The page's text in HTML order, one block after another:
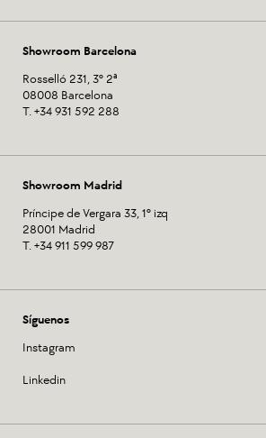
Showroom Barcelona
Rosselló 231, 3º 2ª
08008 Barcelona
T. +34 931 592 288
Showroom Madrid
Príncipe de Vergara 33, 1º izq
28001 Madrid
T. +34 911 599 987
Síguenos
Instagram
Linkedin